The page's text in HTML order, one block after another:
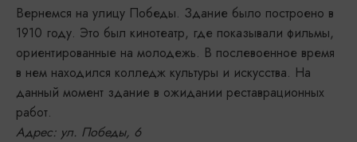
Вернемся на улицу Победы. Здание было построено в
1910 году. Это был кинотеатр, где показывали фильмы,
ориентированные на молодежь. В послевоенное время
в нем находился колледж культуры и искусства. На
данный момент здание в ожидании реставрационных
работ.
Адрес: ул. Победы, 6